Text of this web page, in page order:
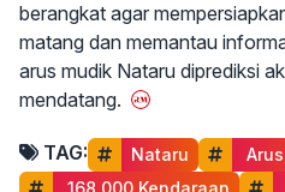
berangkat agar
matang dan memantau
arus mudik Nataru diprediksi
mendatang.
TAG: Nataru
168.000 Kendaraan